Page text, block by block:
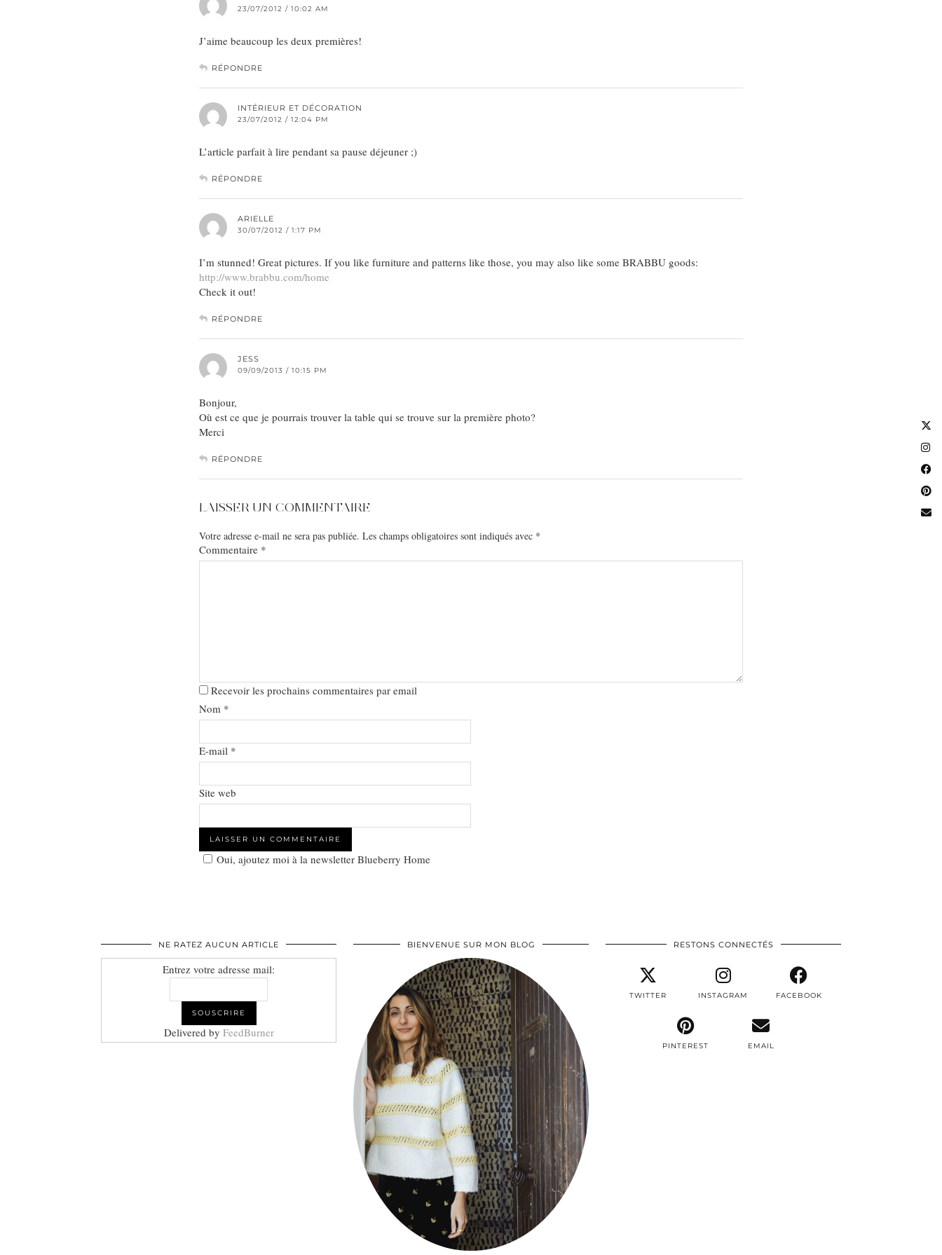
23/07/2012 / 10:02 AM
J’aime beaucoup les deux premières!
RÉPONDRE
INTÉRIEUR ET DÉCORATION
23/07/2012 / 12:04 PM
L’article parfait à lire pendant sa pause déjeuner ;)
RÉPONDRE
ARIELLE
30/07/2012 / 1:17 PM
I’m stunned! Great pictures. If you like furniture and patterns like those, you may also like some BRABBU goods:
http://www.brabbu.com/home
Check it out!
RÉPONDRE
JESS
09/09/2013 / 10:15 PM
Bonjour,
Où est ce que je pourrais trouver la table qui se trouve sur la première photo?
Merci
RÉPONDRE
LAISSER UN COMMENTAIRE
Votre adresse e-mail ne sera pas publiée. Les champs obligatoires sont indiqués avec *
Commentaire *
Recevoir les prochains commentaires par email
Nom *
E-mail *
Site web
Oui, ajoutez moi à la newsletter Blueberry Home
NE RATEZ AUCUN ARTICLE
Entrez votre adresse mail:
Delivered by FeedBurner
BIENVENUE SUR MON BLOG RESTONS CONNECTÉS
TWITTER INSTAGRAM FACEBOOK
PINTEREST EMAIL